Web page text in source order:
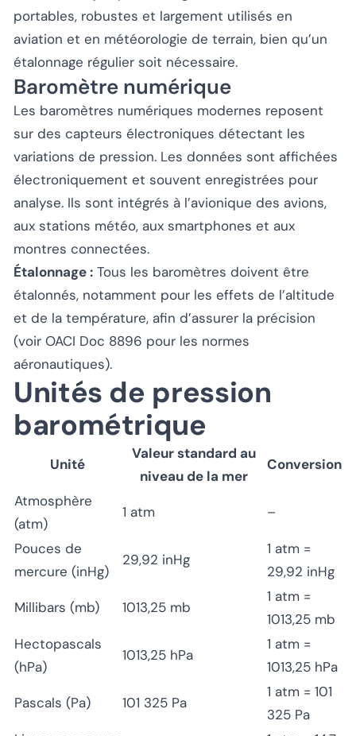
portables, robustes et largement utilisés en
aviation et en météorologie de terrain, bien qu’un
étalonnage régulier soit nécessaire.
Baromètre numérique
Les baromètres numériques modernes reposent
sur des capteurs électroniques détectant les
variations de pression. Les données sont affichées
électroniquement et souvent enregistrées pour
analyse. Ils sont intégrés à l’avionique des avions,
aux stations météo, aux smartphones et aux
montres connectées.
Étalonnage : Tous les baromètres doivent être
étalonnés, notamment pour les effets de l’altitude
et de la température, afin d’assurer la précision
(voir OACI Doc 8896 pour les normes
aéronautiques).
Unités de pression
barométrique
Unité
Valeur standard au
niveau de la mer
Conversion
Atmosphère
(atm)
1 atm –
Pouces de
mercure (inHg)
29,92 inHg
1 atm =
29,92 inHg
Millibars (mb) 1013,25 mb
1 atm =
1013,25 mb
Hectopascals
(hPa)
1013,25 hPa
1 atm =
1013,25 hPa
Pascals (Pa) 101 325 Pa
1 atm = 101
325 Pa